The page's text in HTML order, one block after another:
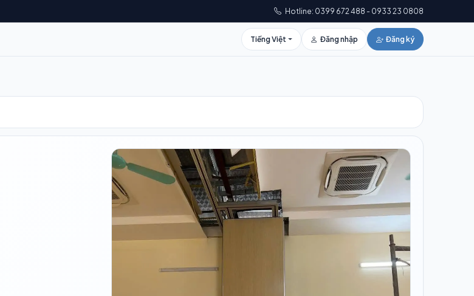
Hotline: 0399 672 488 - 0933 23 0808
Tiếng Việt Đăng nhập Đăng ký